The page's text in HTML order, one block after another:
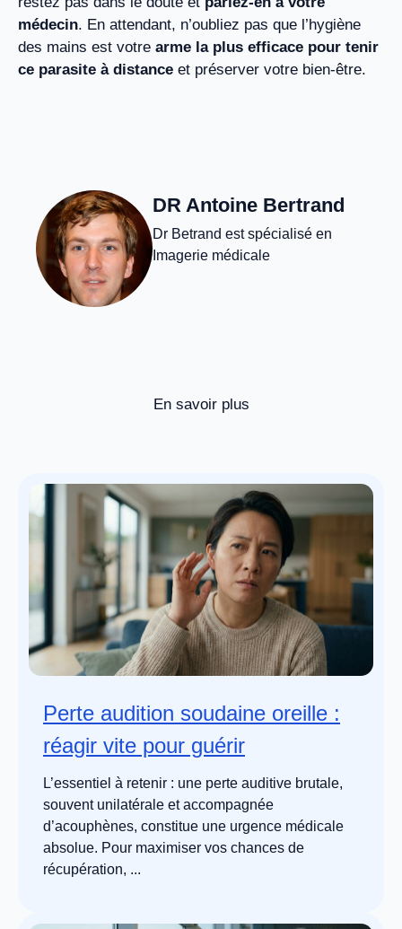
médecin. En attendant, n’oubliez pas que l’hygiène
des mains est votre arme la plus efficace pour tenir
ce parasite à distance et préserver votre bien-être.
DR Antoine Bertrand
Dr Betrand est spécialisé en
Imagerie médicale
En savoir plus
Perte audition soudaine oreille :
réagir vite pour guérir
L’essentiel à retenir : une perte auditive brutale,
souvent unilatérale et accompagnée
d’acouphènes, constitue une urgence médicale
absolue. Pour maximiser vos chances de
récupération, ...